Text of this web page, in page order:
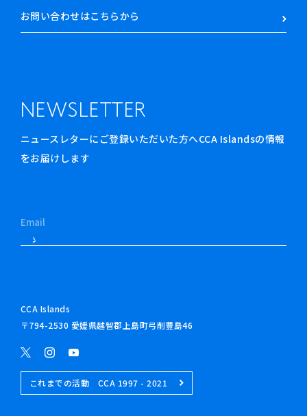
お問い合わせはこちらから
NEWSLETTER
ニュースレターにご登録いただいた方へCCA Islandsの情報
をお届けします
CCA Islands
〒794-2530 愛媛県越智郡上島町弓削豊島46
これまでの活動 CCA 1997 - 2021